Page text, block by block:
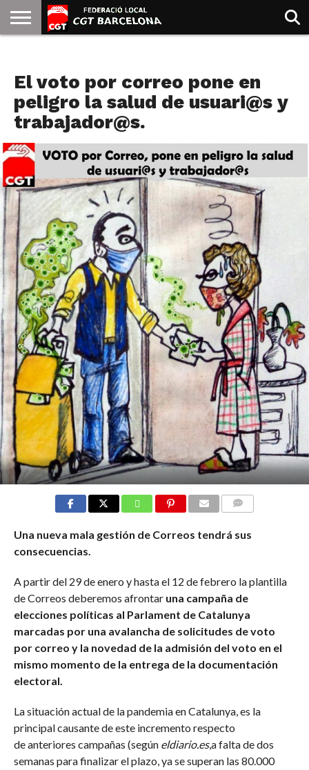
GOLDMAN
El voto por correo pone en
peligro la salud de usuari@s y
trabajador@s.
Una nueva mala gestión de Correos tendrá sus
consecuencias.
A partir del 29 de enero y hasta el 12 de febrero la plantilla
de Correos deberemos afrontar una campaña de
elecciones políticas al Parlament de Catalunya
marcadas por una avalancha de solicitudes de voto
por correo y la novedad de la admisión del voto en el
mismo momento de la entrega de la documentación
electoral.
La situación actual de la pandemia en Catalunya, es la
principal causante de este incremento respecto
de anteriores campañas (segúneldiario.es,a falta de dos
semanas para finalizar el plazo, ya se superan las 80.000